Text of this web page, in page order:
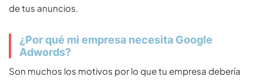
de tus anuncios.
¿Por qué mi empresa necesita Google
Adwords?
Son muchos los motivos por lo que tu empresa debería